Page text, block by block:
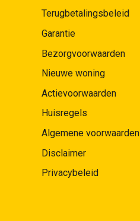
Terugbetalingsbeleid
Garantie
Bezorgvoorwaarden
Nieuwe woning
Actievoorwaarden
Huisregels
Algemene voorwaarden
Disclaimer
Privacybeleid